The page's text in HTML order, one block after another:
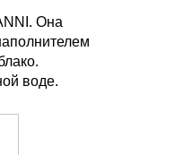
Она
воде.